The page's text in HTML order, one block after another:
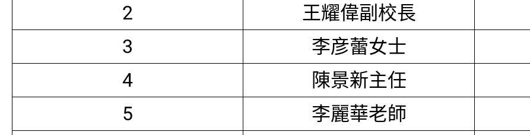
2
王耀偉副校長
3
李彦蕾女士
4
陳景新主任
5
李麗華老師